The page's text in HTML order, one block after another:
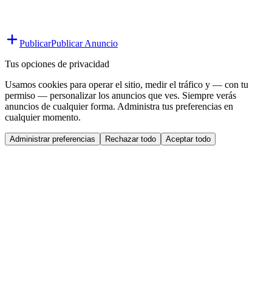
PublicarPublicar Anuncio
Tus opciones de privacidad
Usamos cookies para operar el sitio, medir el tráfico y — con tu
permiso — personalizar los anuncios que ves. Siempre verás
anuncios de cualquier forma. Administra tus preferencias en
cualquier momento.
Administrar preferencias Rechazar todo Aceptar todo